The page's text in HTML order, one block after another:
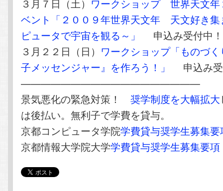
３月７日（土） ワークショップ 世界天文年
ベント「２００９年世界天文年 天文好き
ピュータで宇宙を観る～」
申込み受付中！
３月２２日（日） ワークショップ「ものづ
子メッセンジャー』を作ろう！」
申込み
——————————————————
景気悪化の緊急対策！奨学制度を大幅拡大
は後払い。無利子で学費を貸与。
京都コンピュータ学院学費貸与奨学生募集要
京都情報大学院大学学費貸与奨学生募集要項